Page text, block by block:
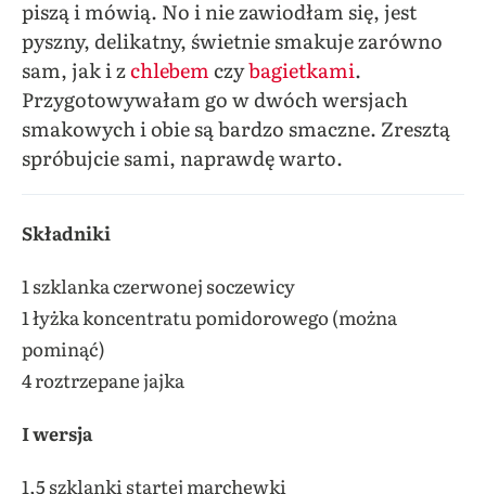
piszą i mówią. No i nie zawiodłam się, jest
pyszny, delikatny, świetnie smakuje zarówno
sam, jak i zchlebemczybagietkami.
Przygotowywałam go w dwóch wersjach
smakowych i obie są bardzo smaczne. Zresztą
spróbujcie sami, naprawdę warto.
Składniki
1 szklanka czerwonej soczewicy
1 łyżka koncentratu pomidorowego (można
pominąć)
4 roztrzepane jajka
I wersja
1,5 szklanki startej marchewki